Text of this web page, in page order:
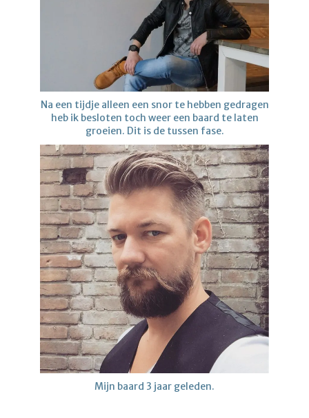
Na een tijdje alleen een snor te hebben gedragen
heb ik besloten toch weer een baard te laten
groeien. Dit is de tussen fase.
Mijn baard 3 jaar geleden.